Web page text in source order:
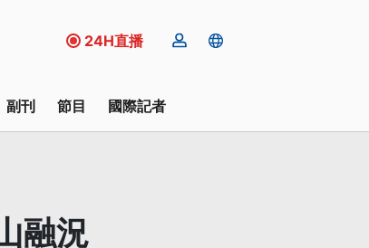
24H直播
副刊 節目 國際記者
融況